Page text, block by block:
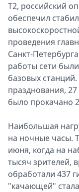
T2, российский
обеспечил
проведения
Санкт-
работы сети
базовых
празднования,
было прокачано
Наибольшая
на ночные часы.
июня, когда на
тысяч зрителей,
обработали 437
"качающей"